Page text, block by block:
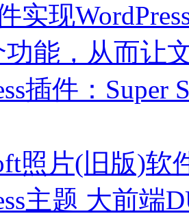
实现
功能，从而让
插件：
照片(旧版)软
主题 大前端